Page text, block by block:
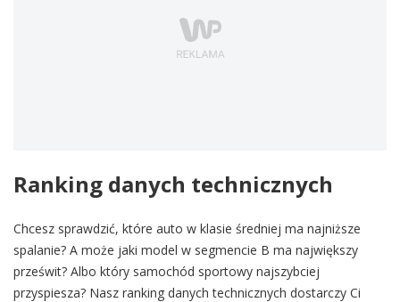
Ranking danych technicznych
Chcesz sprawdzić, które auto w klasie średniej ma najniższe
spalanie? A może jaki model w segmencie B ma największy
prześwit? Albo który samochód sportowy najszybciej
przyspiesza? Nasz ranking danych technicznych dostarczy Ci